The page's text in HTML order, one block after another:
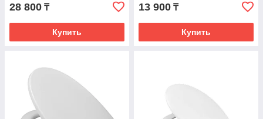
28 800 ₸
Купить
13 900 ₸
Купить